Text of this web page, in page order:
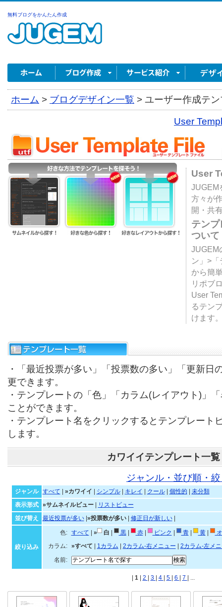
無料ブログをかんたん作成
ホーム > ブログデザイン一覧 > ユーザー作成テ
User
User
JUGEM
方々が
開・共
テン
ついて
JUGEM
ン」>
から簡
リポブ
User
るテン
けます
・「最近投票が多い」「投票数の多い」「更新日
更できます。
・テンプレートの「色」「カラム(レイアウト)」
ことができます。
・テンプレート名をクリックするとテンプレート
します。
カワイイテンプレート一覧
ジャンル・並び順・
ジャンル すべて »カワイイ シンプル| キレイ クール| 個性的
未分類
表示形式
»サムネイルビュー|
リストビュー
並び替え
最近投票が多い| »投票数が多い| 修正日が新しい|
絞り込み
色: すべて » 白 黒| 赤| ピンク 青| 黄|
カラム:
»すべて 1カラム 2カラム-右メニュー
2カラム-左メ
名前:
1 2 3 4 5 6 7 | ...